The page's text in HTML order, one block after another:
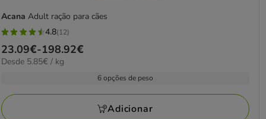
Acana Adult ração para cães
4.8
estrelas
com
avaliações
4.8(12)
Preço
de
198.92€
23.09€-198.92€
5.85€
Desde 5.85€ / kg
6 opções de peso
Adicionar